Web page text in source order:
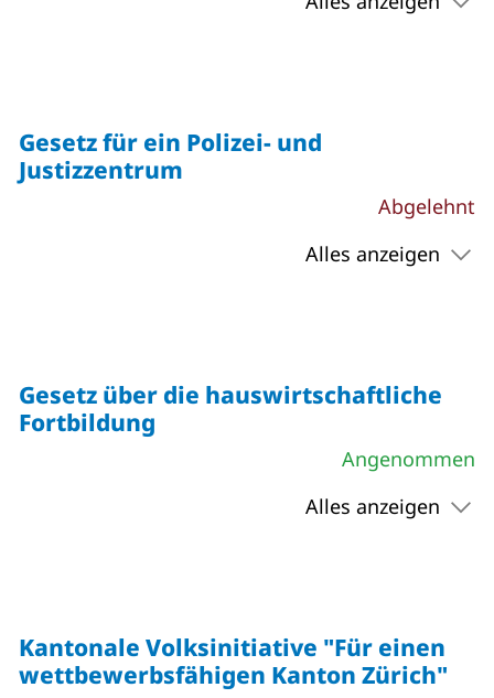
Gesetz für ein Polizei- und
Justizzentrum
Abgelehnt
Alles anzeigen
Gesetz über die hauswirtschaftliche
Fortbildung
Angenommen
Alles anzeigen
Kantonale Volksinitiative "Für einen
wettbewerbsfähigen Kanton Zürich"